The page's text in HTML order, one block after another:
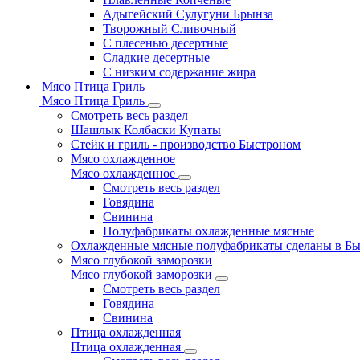
Адыгейский Сулугуни Брынза
Творожный Сливочный
С плесенью десертные
Сладкие десертные
С низким содержание жира
Мясо Птица Гриль
Мясо Птица Гриль
Смотреть весь раздел
Шашлык Колбаски Купаты
Стейк и гриль - производство Быстроном
Мясо охлажденное
Мясо охлажденное
Смотреть весь раздел
Говядина
Свинина
Полуфабрикаты охлажденные мясные
Охлажденные мясные полуфабрикаты сделаны в
Мясо глубокой заморозки
Мясо глубокой заморозки
Смотреть весь раздел
Говядина
Свинина
Птица охлажденная
Птица охлажденная